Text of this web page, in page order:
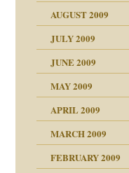
AUGUST 2009
JULY 2009
JUNE 2009
MAY 2009
APRIL 2009
MARCH 2009
FEBRUARY 2009